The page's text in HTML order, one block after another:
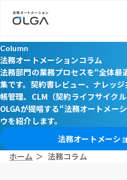
Column
法務オートメーションコラム
法務部門の業務プロセスを“全体最
集です。契約書レビュー、ナレッ
帳管理、CLM（契約ライフサイクル
OLGAが提唱する“法務オートメー
ウを紹介します。
法務オートメーシ
ホーム ＞ 法務コラム